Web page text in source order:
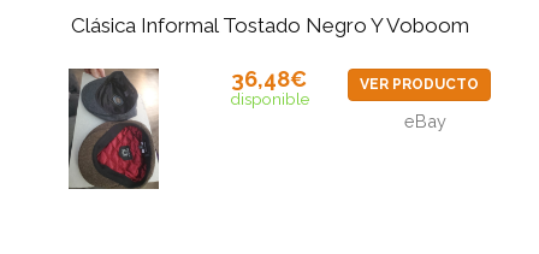
Clásica Informal Tostado Negro Y Voboom
36,48€
disponible
VER PRODUCTO
eBay